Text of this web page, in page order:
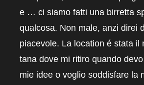
e … ci siamo fatti una birretta
qualcosa. Non male, anzi direi
piacevole. La location é stata il
tana dove mi ritiro quando
mie idee o voglio soddisfare la